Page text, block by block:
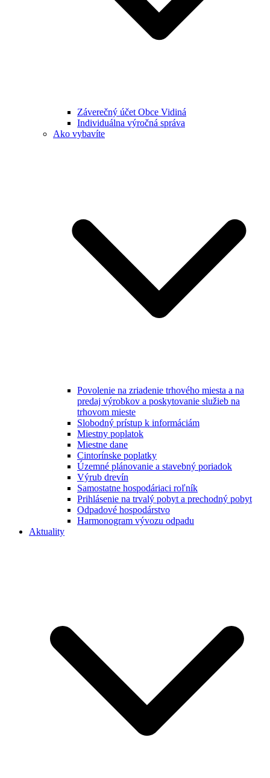
Záverečný účet Obce Vidiná
Individuálna výročná správa
Ako vybavíte
Povolenie na zriadenie trhového miesta a na
predaj výrobkov a poskytovanie služieb na
trhovom mieste
Slobodný prístup k informáciám
Miestny poplatok
Miestne dane
Cintorínske poplatky
Územné plánovanie a stavebný poriadok
Výrub drevín
Samostatne hospodáriaci roľník
Prihlásenie na trvalý pobyt a prechodný pobyt
Odpadové hospodárstvo
Harmonogram vývozu odpadu
Aktuality